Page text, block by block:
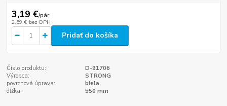
3,19 €/pár
2,59 € bez DPH
Pridať do košíka
Číslo produktu:
D-91706
Výrobca:
STRONG
povrchová úprava:
biela
dĺžka:
550 mm